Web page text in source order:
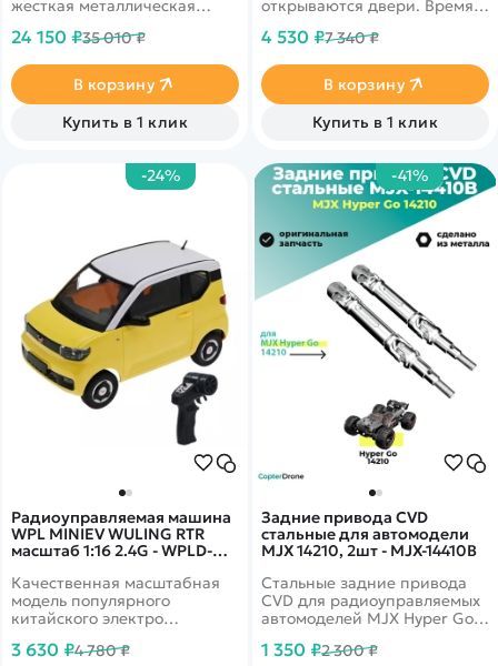
открываются двери. Время
4 530 ₽7 340 ₽
В корзину
Купить в 1 клик
жесткая металлическая
попадания воды и песка.
Подходит для эксплуатации
в сложных условиях. Кузов
жёлтого цвета.
24 150 ₽35 010 ₽
В корзину
Купить в 1 клик
-24%
Радиоуправляемая машина
WPL MINIEV WULING RTR
масштаб 1:16 2.4G - WPLD-
Качественная масштабная
модель популярного
китайского электро
дистанционном управлении.
3 630 ₽4 780 ₽
-41%
Задние привода CVD
стальные для автомодели
MJX 14210, 2шт - MJX-14410B
Стальные задние привода
CVD для радиоуправляемых
автомоделей MJX Hyper Go
1 350 ₽2 300 ₽